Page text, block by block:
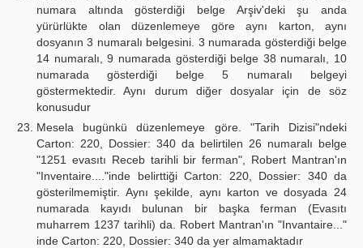
numara altında gösterdiği belge Arşiv'deki şu anda
yürürlükte olan düzenlemeye göre aynı karton, aynı
dosyanın 3 numaralı belgesini. 3 numarada gösterdiği belge
14 numaralı, 9 numarada gösterdiği belge 38 numaralı, 10
numarada gösterdiği belge 5 numaralı belgeyi
göstermektedir. Aynı durum diğer dosyalar için de söz
konusudur
Mesela bugünkü düzenlemeye göre. "Tarih Dizisi"ndeki
Carton: 220, Dossier: 340 da belirtilen 26 numaralı belge
"1251 evasıtı Receb tarihli bir ferman", Robert Mantran'ın
"Inventaire...."inde belirttiği Carton: 220, Dossier: 340 da
gösterilmemiştir. Aynı şekilde, aynı karton ve dosyada 24
numarada kayıdı bulunan bir başka ferman (Evasıtı
muharrem 1237 tarihli) da. Robert Mantran'ın "Invantaire..."
inde Carton: 220, Dossier: 340 da yer almamaktadır